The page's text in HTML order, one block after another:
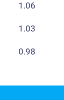
1.06
1.03
0.98